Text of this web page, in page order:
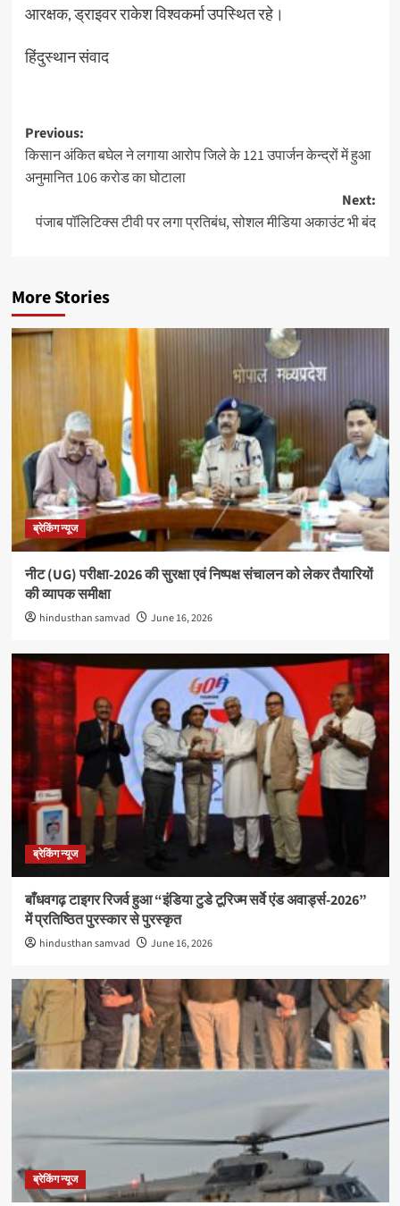
आरक्षक, ड्राइवर राकेश विश्वकर्मा उपस्थित रहे।
हिंदुस्थान संवाद
Post
navigation
Previous:
किसान अंकित बघेल ने लगाया आरोप जिले के 121 उपार्जन केन्द्रों में हुआ
अनुमानित 106 करोड का घोटाला
Next:
पंजाब पॉलिटिक्स टीवी पर लगा प्रतिबंध, सोशल मीडिया अकाउंट भी बंद
More Stories
ब्रेकिंग न्यूज
नीट (UG) परीक्षा-2026 की सुरक्षा एवं निष्पक्ष संचालन को लेकर तैयारियों
की व्यापक समीक्षा
hindusthan samvad June 16, 2026
ब्रेकिंग न्यूज
बाँधवगढ़ टाइगर रिजर्व हुआ “इंडिया टुडे टूरिज्म सर्वे एंड अवार्ड्स-2026”
में प्रतिष्ठित पुरस्कार से पुरस्कृत
hindusthan samvad June 16, 2026
ब्रेकिंग न्यूज